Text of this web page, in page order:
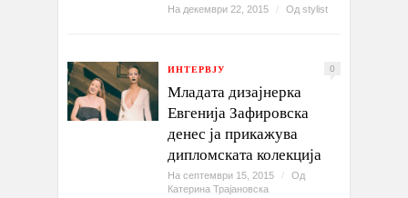
На декември 22, 2015 / Од stylist
ИНТЕРВЈУ 0
Младата дизајнерка
Евгенија Зафировска
денес ја прикажува
дипломската колекција
На септември 15, 2015 /
Од
Катерина Трајановска